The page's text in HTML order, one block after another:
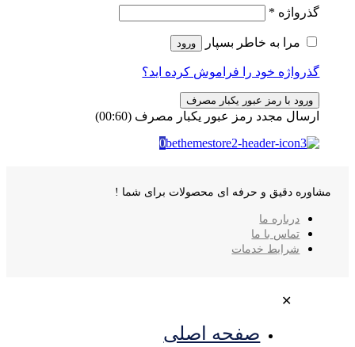
گذرواژه *
مرا به خاطر بسپار ورود
گذرواژه خود را فراموش کرده اید؟
ورود با رمز عبور یکبار مصرف
ارسال مجدد رمز عبور یکبار مصرف (00:
60
)
0
مشاوره دقیق و حرفه ای محصولات برای شما !
درباره ما
تماس با ما
شرایط خدمات
✕
صفحه اصلی